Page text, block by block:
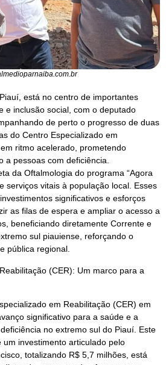
está no centro de importantes
e inclusão social, com o deputado
de perto o progresso de duas
do Centro Especializado em
ritmo acelerado, prometendo
a pessoas com deficiência.
da Oftalmologia do programa “Agora
serviços vitais à população local. Esses
significativos e esforços
as filas de espera e ampliar o acesso a
beneficiando diretamente Corrente e
sul piauiense, reforçando o
pública regional.
(CER): Um marco para a
em Reabilitação (CER) em
significativo para a saúde e a
no extremo sul do Piauí. Este
investimento articulado pelo
totalizando R$ 5,7 milhões, está